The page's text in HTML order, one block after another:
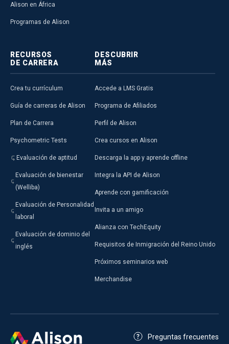
Alison en África
Programas de Alison
RECURSOS
DE CARRERA
Crea tu currículum
Guía de carreras de Alison
Plan de Carrera
Psychometric Tests
Evaluación de aptitud
Evaluación de bienestar
(Welliba)
Evaluación de Personalidad
laboral
Evaluación de dominio del
inglés
DESCUBRIR
MÁS
Accede a LMS Gratis
Programa de Afiliados
Perfil de Alison
Crea cursos en Alison
Descarga la app y aprende offline
Integra la API de Alison
Aprende con gamificación
Invita a un amigo
Alianza con TechEquity
Requisitos de Inmigración del Reino Unido
Próximos seminarios web
Merchandise
Preguntas frecuentes